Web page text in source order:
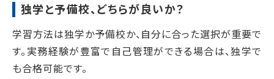
独学と予備校、どちらが良いか？
学習方法は独学か予備校か、自分に合った選択が重要で
す。実務経験が豊富で自己管理ができる場合は、独学で
も合格可能です。